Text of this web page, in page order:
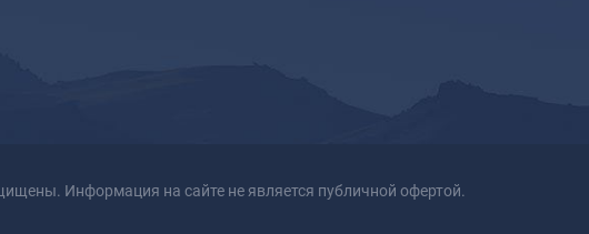
чемоданов
Информация на сайте не является публичной офертой.